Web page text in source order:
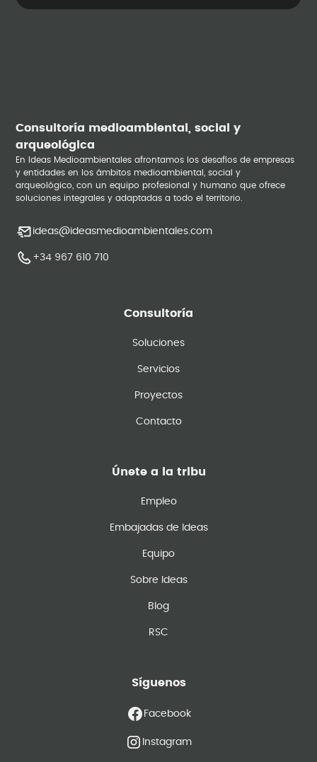
Consultoría medioambiental, social y
arqueológica
En Ideas Medioambientales afrontamos los desafíos de empresas
y entidades en los ámbitos medioambiental, social y
arqueológico, con un equipo profesional y humano que ofrece
soluciones integrales y adaptadas a todo el territorio.
ideas@ideasmedioambientales.com
+34 967 610 710
Consultoría
Soluciones
Servicios
Proyectos
Contacto
Únete a la tribu
Empleo
Embajadas de Ideas
Equipo
Sobre Ideas
Blog
RSC
Síguenos
Facebook
Instagram